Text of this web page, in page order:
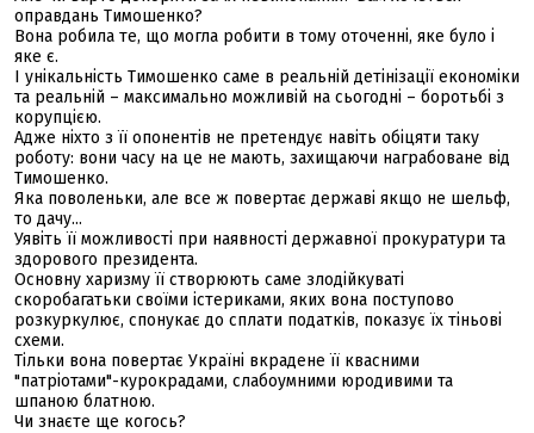
оправдань Тимошенко?
Вона робила те, що могла робити в тому оточенні, яке було і
яке є.
І унікальність Тимошенко саме в реальній детінізації економіки
та реальній – максимально можливій на сьогодні – боротьбі з
корупцією.
Адже ніхто з її опонентів не претендує навіть обіцяти таку
роботу: вони часу на це не мають, захищаючи награбоване від
Тимошенко.
Яка поволеньки, але все ж повертає державі якщо не шельф,
то дачу...
Уявіть її можливості при наявності державної прокуратури та
здорового президента.
Основну харизму її створюють саме злодійкуваті
скоробагатьки своїми істериками, яких вона поступово
розкуркулює, спонукає до сплати податків, показує їх тіньові
схеми.
Тільки вона повертає Україні вкрадене її квасними
"патріотами"-курокрадами, слабоумними юродивими та
шпаною блатною.
Чи знаєте ще когось?